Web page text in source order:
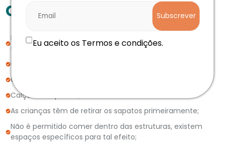
Cuidados a ter:
Levar bastante água, comida, protetor solar e chapéu de
sol;
Utilizar roupa desportiva;
Obrigatórias meias antiderrapantes;
Calçado desportivo;
As crianças têm de retirar os sapatos primeiramente;
Não é permitido comer dentro das estruturas, existem
espaços específicos para tal efeito;
Subscrever
Eu aceito os Termos e condições.